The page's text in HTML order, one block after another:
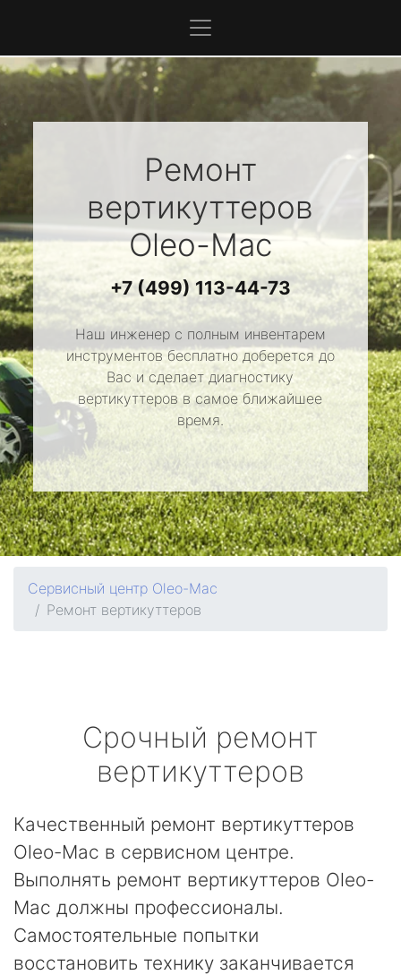
Ремонт
вертикуттеров
Oleo-Mac
+7 (499) 113-44-73
Наш инженер с полным инвентарем
инструментов бесплатно доберется до
Вас и сделает диагностику
вертикуттеров в самое ближайшее
время.
Сервисный центр Oleo-Mac
Ремонт вертикуттеров
Срочный ремонт
вертикуттеров
Качественный ремонт вертикуттеров
Oleo-Mac в сервисном центре.
Выполнять ремонт вертикуттеров Oleo-
Mac должны профессионалы.
Самостоятельные попытки
восстановить технику заканчивается